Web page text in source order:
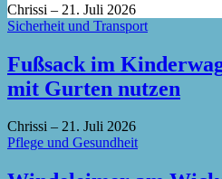
Chrissi – 21. Juli 2026
Sicherheit und Transport
Fußsack im
mit Gurten nutzen
Chrissi – 21. Juli 2026
Pflege und Gesundheit